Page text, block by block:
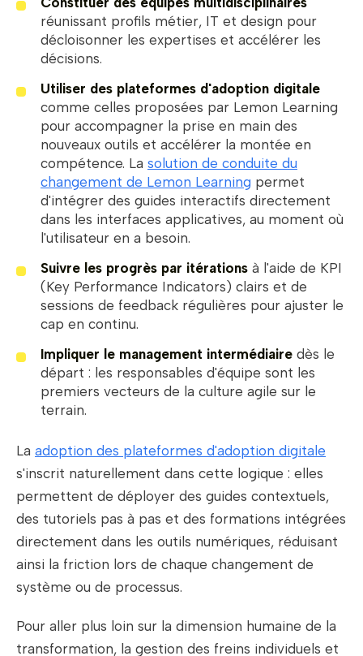
réunissant profils métier, IT et design pour
décloisonner les expertises et accélérer les
décisions.
Utiliser des plateformes d'adoption digitale
comme celles proposées par Lemon Learning
pour accompagner la prise en main des
nouveaux outils et accélérer la montée en
compétence. La solution de conduite du
changement de Lemon Learning permet
d'intégrer des guides interactifs directement
dans les interfaces applicatives, au moment où
l'utilisateur en a besoin.
Suivre les progrès par itérations à l'aide de KPI
(Key Performance Indicators) clairs et de
sessions de feedback régulières pour ajuster le
cap en continu.
Impliquer le management intermédiaire dès le
départ : les responsables d'équipe sont les
premiers vecteurs de la culture agile sur le
terrain.
La adoption des plateformes d'adoption digitale
s'inscrit naturellement dans cette logique : elles
permettent de déployer des guides contextuels,
des tutoriels pas à pas et des formations intégrées
directement dans les outils numériques, réduisant
ainsi la friction lors de chaque changement de
système ou de processus.
Pour aller plus loin sur la dimension humaine de la
transformation, la gestion des freins individuels et